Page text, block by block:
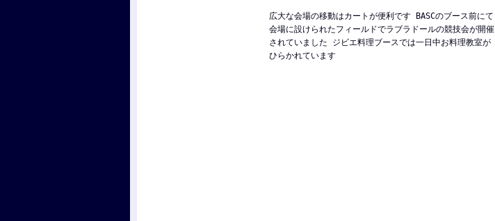
広大な会場の移動はカートが便利です BASCのブース前にて
会場に設けられたフィールドでラブラドールの競技会が開催
されていました ジビエ料理ブースでは一日中お料理教室が
ひらかれています